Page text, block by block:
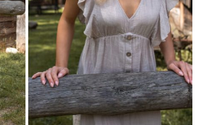
sezon dla tych ubrań, a w ciepłe dni w
fasony! Co jest ważne w …